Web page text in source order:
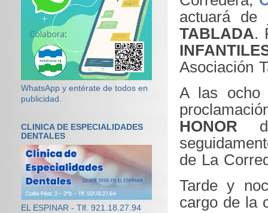
actuará de
TABLADA.
Asociación
A las ocho
HONOR
de La
Tarde y
cargo de la
WhatsApp y entérate de todos en
publicidad.
CLINICA DE ESPECIALIDADES
DENTALES
EL ESPINAR - Tlf. 921.18.27.94